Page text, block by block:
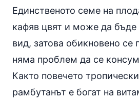
Единственото семе на
кафяв цвят и може да бъде
вид, затова обикновено се
няма проблем да се
Както повечето
рамбутанът е богат на